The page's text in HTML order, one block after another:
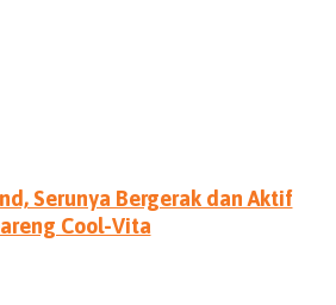
Serunya Bergerak dan Aktif
Cool-Vita